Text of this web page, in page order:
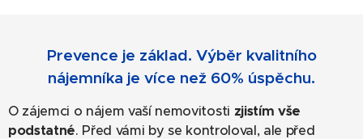
Prevence je základ. Výběr kvalitního
nájemníka je více než 60% úspěchu.
O zájemci o nájem vaší nemovitosti zjistím vše
podstatné. Před vámi by se kontroloval, ale před